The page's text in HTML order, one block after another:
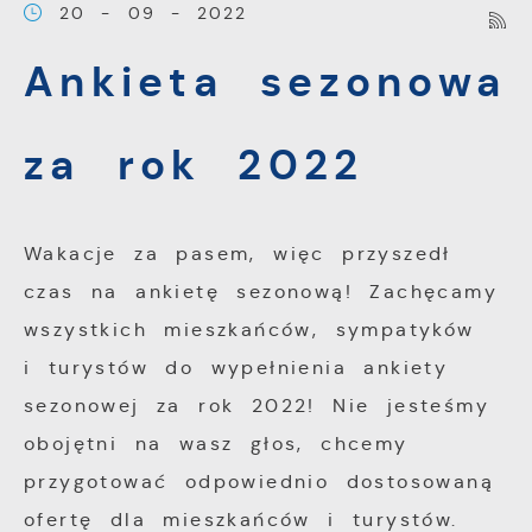
20 - 09 - 2022
Ankieta sezonowa
za rok 2022
Wakacje za pasem, więc przyszedł
czas na ankietę sezonową! Zachęcamy
wszystkich mieszkańców, sympatyków
i turystów do wypełnienia ankiety
sezonowej za rok 2022! Nie jesteśmy
obojętni na wasz głos, chcemy
przygotować odpowiednio dostosowaną
ofertę dla mieszkańców i turystów.
Pliki cookies odpowiadają na podejmowane
preferencji prywatności, logowania czy
Więcej
Tego typu pliki cookies umożliwiają stronie
zapamiętanie wprowadzonych przez Ciebie
prezentowanych treści.
komfort korzystania z funkcjonalności naszej
poprzez dopasowanie jej do Twoich
preferencji. Wyrażenie zgody na funkcjonalne
personalizacyjne pliki cookies gwarantuje
większej ilości funkcji na stronie.
Więcej
Analityczne
Analityczne pliki cookies pomagają nam
dostosowywać do Twoich potrzeb.